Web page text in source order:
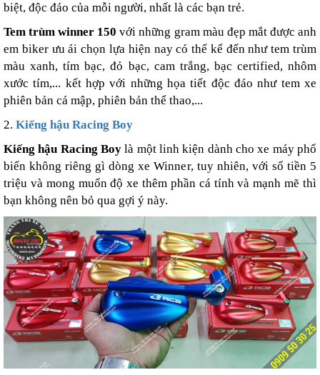
biệt, độc đáo của mỗi người, nhất là các bạn trẻ.
Tem trùm winner 150 với những gram màu đẹp mắt được anh
em biker ưu ái chọn lựa hiện nay có thể kể đến như tem trùm
màu xanh, tím bạc, đỏ bạc, cam trắng, bạc certified, nhôm
xước tím,... kết hợp với những họa tiết độc đáo như tem xe
phiên bản cá mập, phiên bản thể thao,...
2. Kiếng hậu Racing Boy
Kiếng hậu Racing Boy là một linh kiện dành cho xe máy phổ
biến không riêng gì dòng xe Winner, tuy nhiên, với số tiền 5
triệu và mong muốn độ xe thêm phần cá tính và mạnh mẽ thì
bạn không nên bỏ qua gợi ý này.